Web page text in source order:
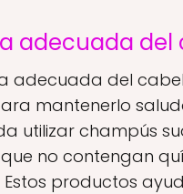
adecuada del
adecuada del
mantenerlo
utilizar champús
no contengan
Estos productos